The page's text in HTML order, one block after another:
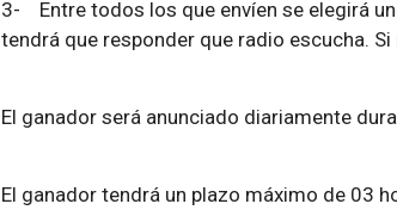
3- Entre todos los que envíen se elegirá
tendrá que responder que radio escucha.
El ganador será anunciado diariamente
El ganador tendrá un plazo máximo de 03